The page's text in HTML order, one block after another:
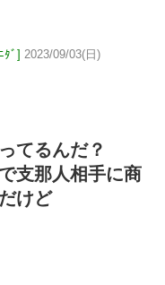
ﾀﾞ] 2023/09/03(日)
てるんだ？
支那人相手に商
けど